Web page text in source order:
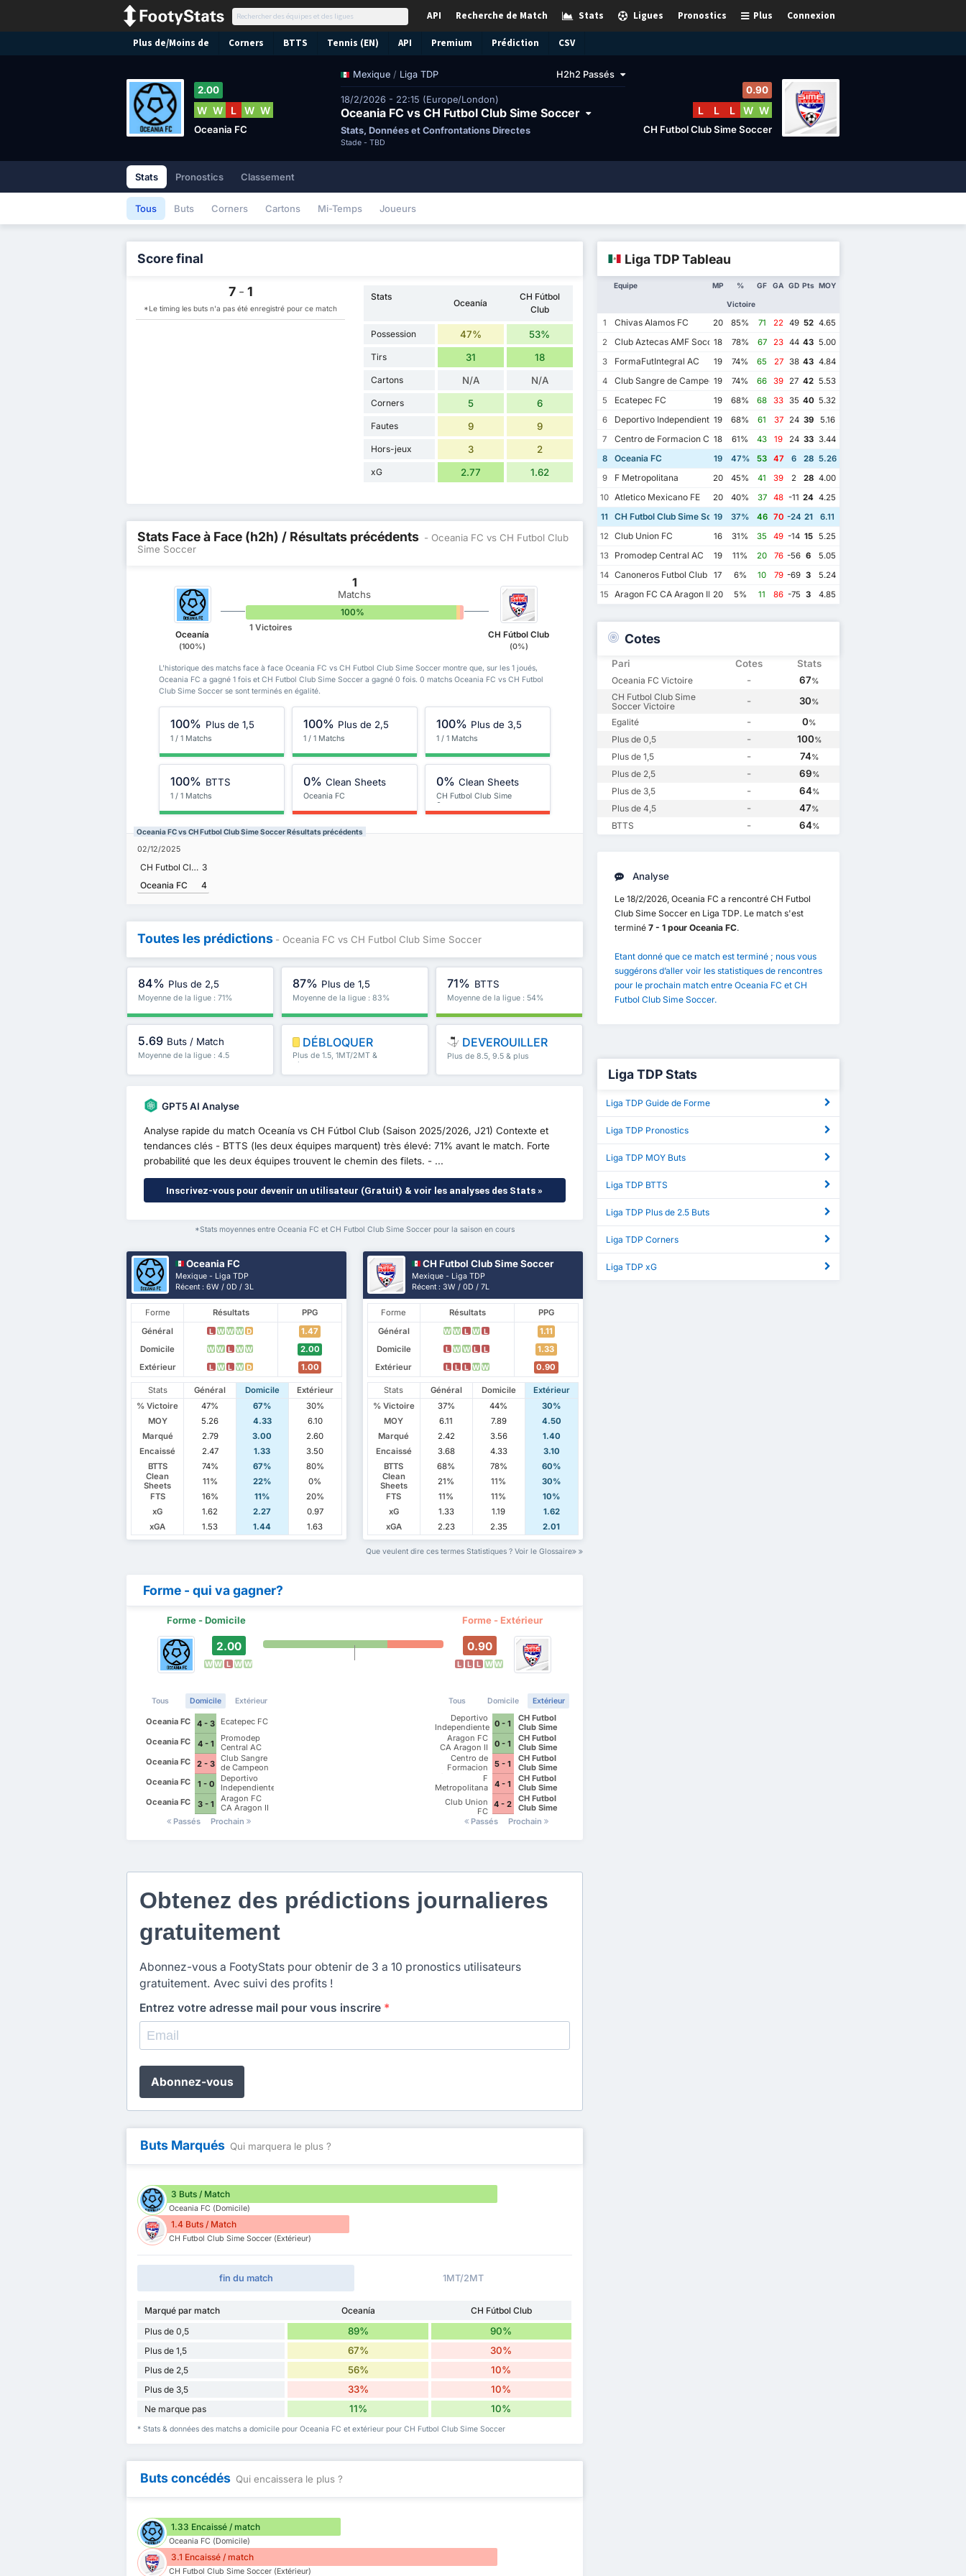
Connexion
Plus
Pronostics
Ligues
Stats
Recherche de Match
API
Plus de/Moins de Corners BTTS Tennis (EN) API Premium Prédiction CSV
Mexique / Liga TDP H2h2 Passés
18/2/2026 - 22:15 (Europe/London)
Oceania FC vs CH Futbol Club Sime Soccer
Stats, Données et Confrontations Directes
Stade - TBD
2.00
W W L W W
Oceania FC
0.90
L L L W W
CH Futbol Club Sime Soccer
Stats Pronostics Classement
Tous Buts Corners Cartons Mi-Temps Joueurs
Score final
7 - 1
*Le timing les buts n'a pas été enregistré pour ce match
Stats
Oceanía
CH Fútbol
Club
Possession 47% 53%
Tirs 31 18
Cartons N/A N/A
Corners 5 6
Fautes 9 9
Hors-jeux 3 2
xG 2.77 1.62
Stats Face à Face (h2h) / Résultats précédents - Oceania FC vs CH Futbol Club
Sime Soccer
Oceanía
(100%)
1
Matchs
100% 0%
0%
1 Victoires
CH Fútbol Club
(0%)
L'historique des matchs face à face Oceania FC vs CH Futbol Club Sime Soccer montre que, sur les 1 joués,
Oceania FC a gagné 1 fois et CH Futbol Club Sime Soccer a gagné 0 fois. 0 matchs Oceania FC vs CH Futbol
Club Sime Soccer se sont terminés en égalité.
100% Plus de 1,5
1 / 1 Matchs
100% Plus de 2,5
1 / 1 Matchs
100% Plus de 3,5
1 / 1 Matchs
100% BTTS
1 / 1 Matchs
0% Clean Sheets
Oceania FC
0% Clean Sheets
CH Futbol Club Sime
Soccer
Oceania FC vs CH Futbol Club Sime Soccer Résultats précédents
02/12/2025
CH Futbol Club Sime Soccer 3
Oceania FC
4
Toutes les prédictions - Oceania FC vs CH Futbol Club Sime Soccer
84% Plus de 2,5
Moyenne de la ligue : 71%
87% Plus de 1,5
Moyenne de la ligue : 83%
71% BTTS
Moyenne de la ligue : 54%
5.69 Buts / Match
Moyenne de la ligue : 4.5
DÉBLOQUER
Plus de 1.5, 1MT/2MT &
plus
DEVEROUILLER
Plus de 8.5, 9.5 & plus
GPT5 AI Analyse
Analyse rapide du match Oceanía vs CH Fútbol Club (Saison 2025/2026, J21) Contexte et
tendances clés - BTTS (les deux équipes marquent) très élevé: 71% avant le match. Forte
probabilité que les deux équipes trouvent le chemin des filets. - ...
Inscrivez-vous pour devenir un utilisateur (Gratuit) & voir les analyses des Stats »
*Stats moyennes entre Oceania FC et CH Futbol Club Sime Soccer pour la saison en cours
Oceania FC
Mexique - Liga TDP
Récent : 6W / 0D / 3L
Forme Résultats
PPG
Général
L W W W D
1.47
Domicile
W W L W W
2.00
Extérieur
L W L W D 1.00
Stats Général Domicile
Extérieur
% Victoire
47% 67%
30%
MOY
5.26 4.33
6.10
Marqué
2.79 3.00
2.60
Encaissé
2.47 1.33
3.50
BTTS
74% 67%
80%
Clean
Sheets
11% 22%
0%
FTS
16% 11%
20%
xG
1.62 2.27
0.97
xGA
1.53 1.44 1.63
CH Futbol Club Sime Soccer
Mexique - Liga TDP
Récent : 3W / 0D / 7L
Forme Résultats
PPG
Général
W W L W L
1.11
Domicile
L W W L L
1.33
Extérieur
L L L W W 0.90
Stats Général Domicile
Extérieur
% Victoire
37% 44%
30%
MOY
6.11 7.89
4.50
Marqué
2.42 3.56
1.40
Encaissé
3.68 4.33
3.10
BTTS
68% 78%
60%
Clean
Sheets
21% 11%
30%
FTS
11% 11%
10%
xG
1.33 1.19
1.62
xGA
2.23 2.35 2.01
Que veulent dire ces termes Statistiques ? Voir le Glossaire
Forme - qui va gagner?
Forme - Domicile Forme - Extérieur
2.00
W W L W W
Tous Domicile Extérieur
Oceania FC 4 - 3
Ecatepec FC
Oceania FC
4 - 1
Promodep
Central AC
Oceania FC
2 - 3
Club Sangre
de Campeon
Oceania FC
1 - 0
Deportivo
Independiente
Mexiquense
Oceania FC 3 - 1
Aragon FC
CA Aragon II
Passés
Prochain
0.90
L L L W W
Tous Domicile Extérieur
Deportivo
Independiente
Mexiquense
0 - 1
CH Futbol
Club Sime
Soccer
Aragon FC
CA Aragon II
0 - 1
CH Futbol
Club Sime
Soccer
Centro de
Formacion
Cuauhtemoc
Blanco
5 - 1
CH Futbol
Club Sime
Soccer
F
Metropolitana
4 - 1
CH Futbol
Club Sime
Soccer
Club Union
FC
4 - 2
CH Futbol
Club Sime
Soccer
Passés Prochain
Obtenez des prédictions journalieres
gratuitement
Abonnez-vous a FootyStats pour obtenir de 3 a 10 pronostics utilisateurs
gratuitement. Avec suivi des profits !
Entrez votre adresse mail pour vous inscrire *
Abonnez-vous
Buts Marqués Qui marquera le plus ?
3 Buts / Match
Oceania FC (Domicile)
1.4 Buts / Match
CH Futbol Club Sime Soccer (Extérieur)
fin du match 1MT/2MT
Marqué par match Oceanía
CH Fútbol Club
Plus de 0,5
89% 90%
Plus de 1,5 67% 30%
Plus de 2,5 56% 10%
Plus de 3,5 33% 10%
Ne marque pas 11% 10%
* Stats & données des matchs a domicile pour Oceania FC et extérieur pour CH Futbol Club Sime Soccer
Buts concédés Qui encaissera le plus ?
1.33 Encaissé / match
Oceania FC (Domicile)
3.1 Encaissé / match
CH Futbol Club Sime Soccer (Extérieur)
Liga TDP Tableau
Equipe MP %
Victoire
GF GA GD Pts MOY
1 Chivas Alamos FC 20 85% 71 22 49 52 4.65
2
Club Aztecas AMF Soccer Aragon
18 78% 67 23 44 43 5.00
3
FormaFutIntegral AC 19 74% 65 27 38 43 4.84
4
Club Sangre de Campeon19 74% 66 39 27 42 5.53
5
Ecatepec FC 19 68% 68 33 35 40 5.32
6
Deportivo Independiente Mexiquense
19 68% 61 37 24 39
5.16
7
Centro de Formacion Cuauhtemoc Blanco
18 61% 43 19 24 33 3.44
8
Oceania FC 19 47% 53 47 6 28 5.26
9
F Metropolitana 20 45% 41 39 2 28 4.00
10 Atletico Mexicano FE 20 40% 37 48 -11 24 4.25
11
CH Futbol Club Sime Soccer
19 37% 46 70 -24 21
6.11
12
Club Union FC 16 31% 35 49 -14 15
5.25
13
Promodep Central AC 19 11% 20 76 -56 6
5.05
14 Canoneros Futbol Club II 17 6% 10 79 -69 3
5.24
15
Aragon FC CA Aragon II 20 5% 11 86 -75 3 4.85
Cotes
Pari Cotes Stats
Oceania FC Victoire - 67%
CH Futbol Club Sime
Soccer Victoire
- 30%
Egalité - 0%
Plus de 0,5 - 100%
Plus de 1,5 - 74%
Plus de 2,5 - 69%
Plus de 3,5 - 64%
Plus de 4,5 - 47%
BTTS - 64%
Analyse
Le 18/2/2026, Oceania FC a rencontré CH Futbol
Club Sime Soccer en Liga TDP. Le match s'est
terminé 7 - 1 pour Oceania FC.
Etant donné que ce match est terminé ; nous vous
suggérons d’aller voir les statistiques de rencontres
pour le prochain match entre Oceania FC et CH
Futbol Club Sime Soccer.
Liga TDP Stats
Liga TDP Guide de Forme
Liga TDP Pronostics
Liga TDP MOY Buts
Liga TDP BTTS
Liga TDP Plus de 2.5 Buts
Liga TDP Corners
Liga TDP xG